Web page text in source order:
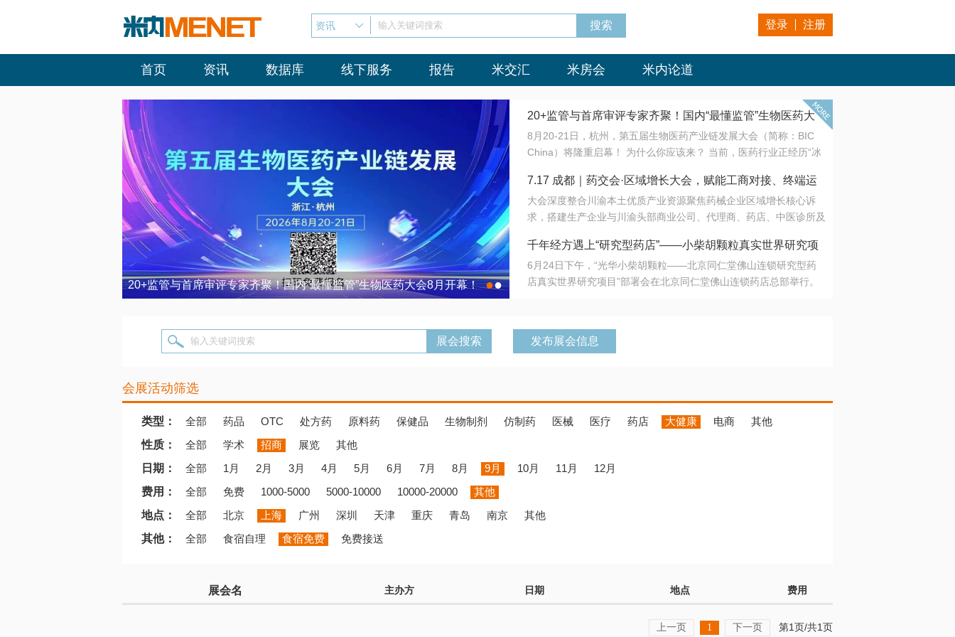
资讯 输入关键词搜索 登录 注册
首页 资讯 数据库 线下服务 报告 米交汇 米房会 米内论道
20+监管与首席审评专家齐聚！国内“最懂监管”生物医药大会8月开幕！ 7.17 成都｜药交会·区域增长大会，赋能工商对接、终端运营
●●
20+监管与首席审评专家齐聚！国内“最懂监管”生物医药大
会8月开幕！
8月20-21日，杭州，第五届生物医药产业链发展大会（简称：BIC
China）将隆重启幕！ 为什么你应该来？ 当前，医药行业正经历“冰
法正重新定义研发效率；另一端是创新药“最后一公里”的支付与入院
难题，呼唤更成熟的产业生态。 同质化“内卷”已无出路，全产业链协
同与出海能力建设才是破局关键。 本届大会以 “重构生态，定义未
算力突围；从中药创新、复杂药物制剂、CGT、多肽与小核酸的技
术攻坚，到CDMO的柔性智造。 我们致力于打破壁垒，让“实验
室”与“生产线”、“研发端”与“支付端”深度对话，更让监管、产业、资
7.17 成都｜药交会·区域增长大会，赋能工商对接、终端运
营
大会深度整合川渝本土优质产业资源聚焦药械企业区域增长核心诉
求，搭建生产企业与川渝头部商业公司、代理商、药店、中医诊所及
域增量份额夯实西南市场战略布局
千年经方遇上“研究型药店”——小柴胡颗粒真实世界研究项
目在北京同仁堂佛山连锁启动
6月24日下午，“光华小柴胡颗粒——北京同仁堂佛山连锁研究型药
店真实世界研究项目”部署会在北京同仁堂佛山连锁药店总部举行。
输入关键词搜索 发布展会信息
会展活动筛选
类型： 全部 药品 OTC 处方药 原料药 保健品 生物制剂 仿制药 医械 医疗 药店 大健康 电商
其他
性质：
全部 学术 招商 展览
其他
日期：
全部 1月 2月 3月 4月 5月 6月 7月 8月 9月 10月 11月
12月
费用：
全部 免费 1000-5000 5000-10000 10000-20000
其他
地点：
全部 北京 上海 广州 深圳 天津 重庆 青岛 南京
其他
其他：
全部 食宿自理 食宿免费 免费接送
展会名 主办方 日期 地点 费用
上一页 1 下一页 第1页/共1页